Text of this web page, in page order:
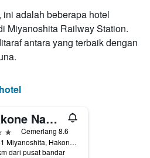
adalah beberapa hotel
Miyanoshita Railway Station.
antara yang terbaik dengan
Hakone Nanase
Cemerlang 8.6
469-1 Miyanoshita, Hakone, Jepun
dari pusat bandar